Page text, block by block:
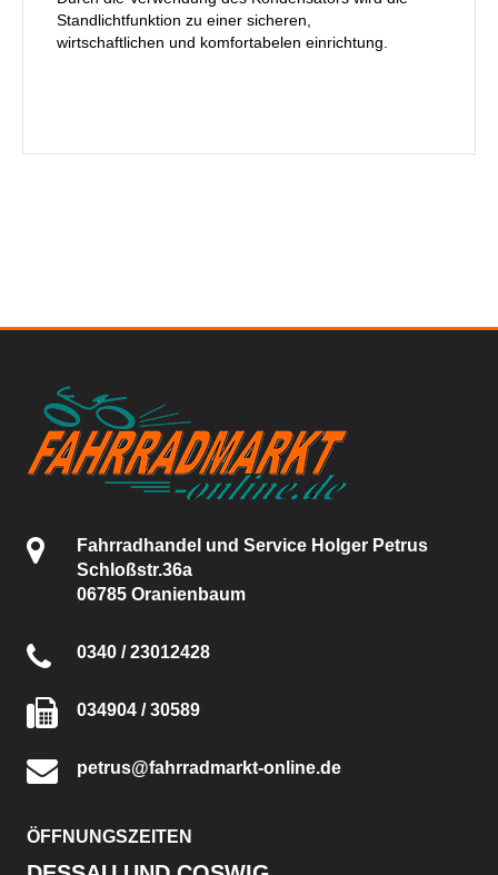
Standlichtfunktion zu einer sicheren,
wirtschaftlichen und komfortabelen einrichtung.
Fahrradhandel und Service Holger Petrus
Schloßstr.36a
06785 Oranienbaum
0340 / 23012428
034904 / 30589
petrus@fahrradmarkt-online.de
ÖFFNUNGSZEITEN